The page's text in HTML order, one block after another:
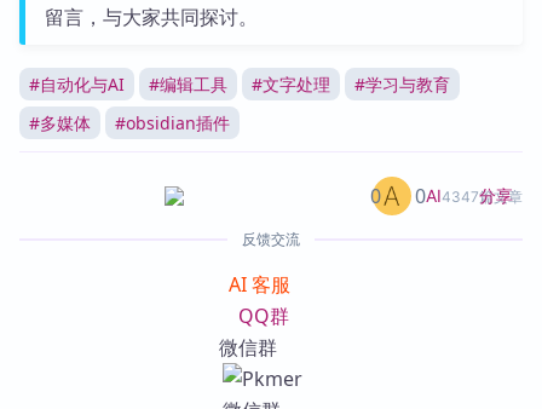
留言，与大家共同探讨。
#自动化与AI #编辑工具 #文字处理 #学习与教育
#多媒体 #obsidian插件
AI4347篇文章
0 0 分享
反馈交流
AI 客服
QQ群
微信群